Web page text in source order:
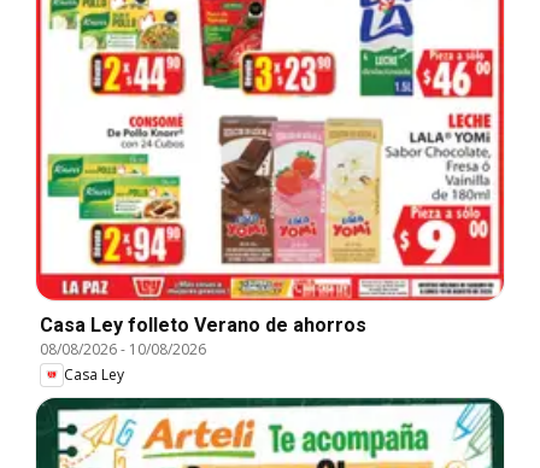
Casa Ley folleto Verano de ahorros
08/08/2026- 10/08/2026
Casa Ley